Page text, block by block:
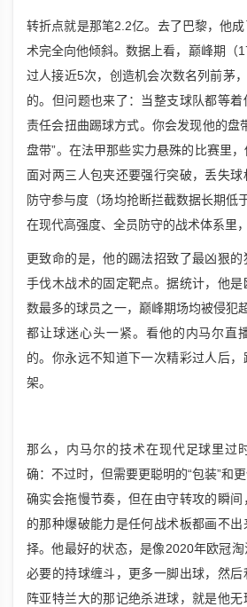
转折点就是那笔2.2亿。去了巴黎，他
术完全向他倾斜。数据上看，巅峰期（
过人接近5次，创造机会次数名列前茅
的。但问题也来了：当整支球队都等
责任会扭曲踢球方式。你会发现他的盘
盘带”。在法甲那些实力悬殊的比赛里
面对两三人包夹还要强行突破，丢失
防守参与度（场均抢断拦截数据长期低
在现代高强度、全员防守的战术体系里
更致命的是，他的踢法招致了最凶狠
手伐木战术的固定靶点。据统计，他
数最多的球员之一，巅峰期场均被侵犯
都让球迷心头一紧。看他的内马尔直
的。你永远不知道下一次精彩过人后
架。
那么，内马尔的技术在现代足球里过
确：不过时，但需要更聪明的“包装”和
确实会拖慢节奏，但在由守转攻的瞬
的那种爆破能力是任何战术板都画不
择。他最好的状态，是像2020年欧冠
必要的持球缠斗，更多一脚出球，然
阵亚特兰大的那记绝杀进球，就是他